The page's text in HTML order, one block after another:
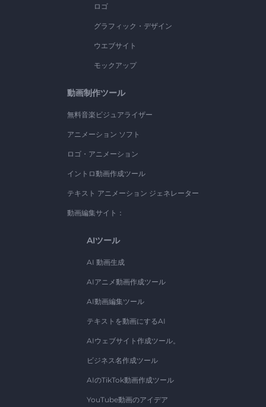
ロゴ
グラフィック・デザイン
ウエブサイト
モックアップ
動画制作ツール
無料音楽ビジュアライザー
アニメーション ソフト
ロゴ・アニメーション
イントロ動画作成ツール
テキスト アニメーション ジェネレーター
動画編集サイト：
AIツール
AI 動画生成
AIアニメ動画作成ツール
AI動画編集ツール
テキストを動画にするAI
AIウェブサイト作成ツール。
ビジネス名作成ツール
AIのTikTok動画作成ツール
YouTube動画のアイデア